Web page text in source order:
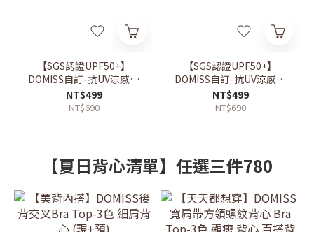
【SGS認證UPF50+】
DOMISS自訂-抗UV涼感防
曬外套 冰感透氣 輕量速乾
戶外防 曬機能外套 (現貨)
NT$499
NT$690
【SGS認證UPF50+】
DOMISS自訂-抗UV涼感防
曬外套 冰感透氣 輕量速乾
NT$499
NT$690
【夏日背心清單】任選三件780